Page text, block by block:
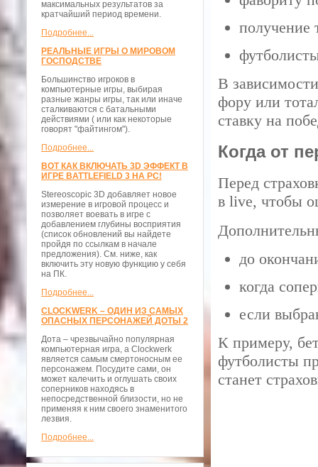
максимальных результатов за
кратчайший период времени.
Подробнее...
РЕАЛЬНЫЕ ИГРЫ О МИРОВОМ
ГОСПОДСТВЕ
Большинство игроков в
компьютерные игры, выбирая
разные жанры игры, так или иначе
сталкиваются с батальными
действиями ( или как некоторые
говорят "файтингом").
Подробнее...
ВОТ КАК ВКЛЮЧАТЬ 3D ЭФФЕКТ В
ИГРЕ BATTLEFIELD 3 НА PC!
Stereoscopic 3D добавляет новое
измерение в игровой процесс и
позволяет воевать в игре с
добавлением глубины восприятия
(список обновлений вы найдете
пройдя по ссылкам в начале
предложения). См. ниже, как
включить эту новую функцию у себя
на ПК.
Подробнее...
CLOCKWERK – ОДИН ИЗ САМЫХ
ОПАСНЫХ ПЕРСОНАЖЕЙ ДОТЫ 2
Дота – чрезвычайно популярная
компьютерная игра, а Clockwerk
является самым смертоносным ее
персонажем. Посудите сами, он
может калечить и оглушать своих
соперников находясь в
непосредственной близости, но не
применяя к ним своего знаменитого
лезвия.
Подробнее...
получение
В
фору или
ставку на
Когда от
Перед
в live, чтобы
до
когда
если
К примеру,
футболисты
станет